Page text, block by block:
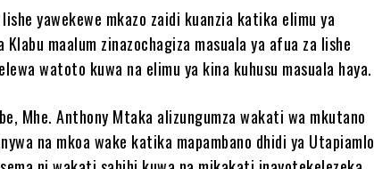
yawekewe mkazo zaidi kuanzia katika elimu ya
maalum zinazochagiza masuala ya afua za lishe
watoto kuwa na elimu ya kina kuhusu masuala haya.
Mhe. Anthony Mtaka alizungumza wakati wa mkutano
na mkoa wake katika mapambano dhidi ya Utapiamlo